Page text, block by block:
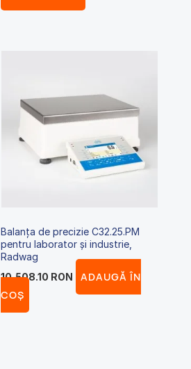
Balanța de precizie C32.25.PM
pentru laborator și industrie,
Radwag
10,508.10 RON
ADAUGĂ ÎN
COȘ